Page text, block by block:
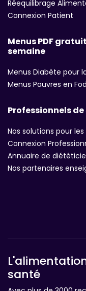
Réequilibrage
Connexion Patient
Menus PDF
semaine
Menus Diabète pour
Menus Pauvres en
Professionnels
Nos solutions pour
Connexion
Annuaire de
Nos partenaires
santé